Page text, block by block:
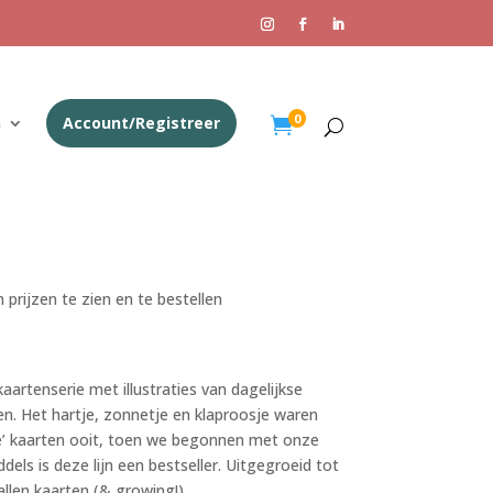
Account/Registreer 0
prijzen te zien en te bestellen
met illustraties van dagelijkse
Het hartje, zonnetje en klaproosje waren
kaarten ooit, toen we begonnen met onze
is deze lijn een bestseller. Uitgegroeid tot